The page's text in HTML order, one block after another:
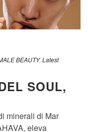
BEAUTY, Latest
SOUL,
minerali di Mar
eleva